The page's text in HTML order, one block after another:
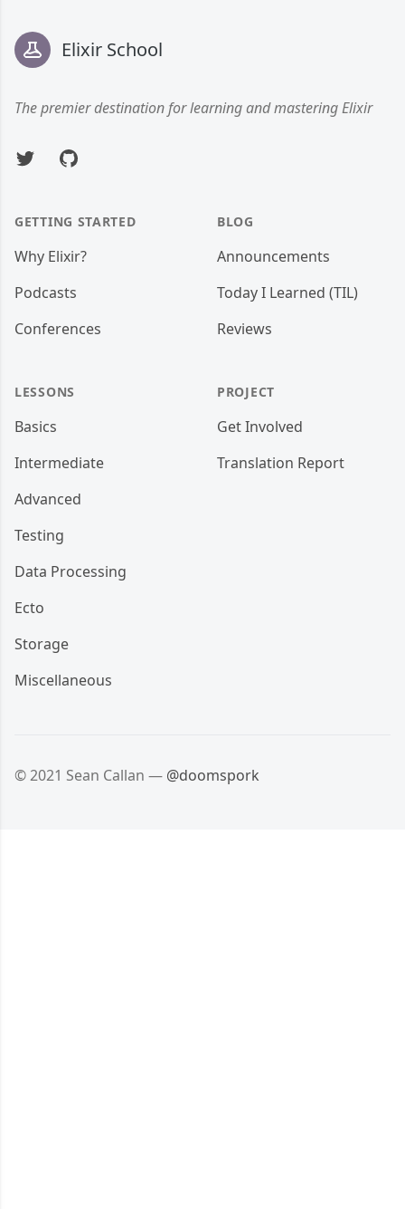
Elixir School
The premier destination for learning and mastering Elixir
TwitterGitHub
GETTING STARTED
Why Elixir?
Podcasts
Conferences
LESSONS
Basics
Intermediate
Advanced
Testing
Data Processing
Ecto
Storage
Miscellaneous
BLOG
Announcements
Today I Learned (TIL)
Reviews
PROJECT
Get Involved
Translation Report
© 2021 Sean Callan — @doomspork